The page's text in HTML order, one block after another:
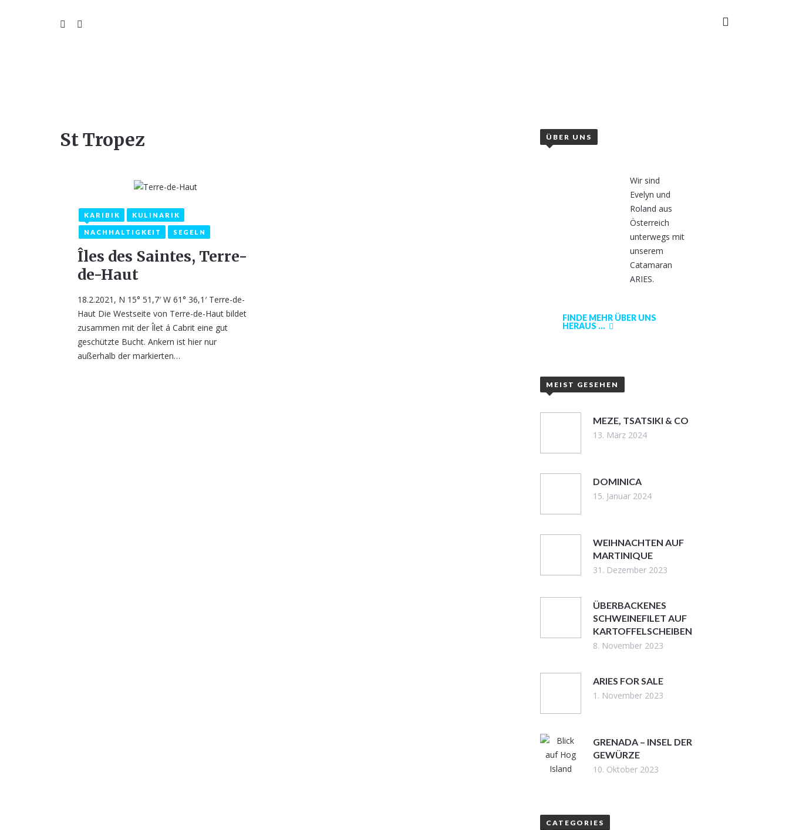
ÜBER UNS
Wir sind
Evelyn und
Roland aus
Österreich
unterwegs mit
unserem
Catamaran
ARIES.
FINDE MEHR ÜBER UNS
HERAUS ...
MEIST GESEHEN
MEZE, TSATSIKI & CO
13. März 2024
DOMINICA
15. Januar 2024
WEIHNACHTEN AUF
MARTINIQUE
31. Dezember 2023
ÜBERBACKENES
SCHWEINEFILET AUF
KARTOFFELSCHEIBEN
8. November 2023
ARIES FOR SALE
1. November 2023
GRENADA – INSEL DER
GEWÜRZE
10. Oktober 2023
CATEGORIES
St Tropez
18. Februar 2021
KARIBIK KULINARIK
NACHHALTIGKEIT SEGELN
Îles des Saintes, Terre-
de-Haut
18.2.2021, N 15° 51,7′ W 61° 36,1′ Terre-de-
Haut Die Westseite von Terre-de-Haut bildet
zusammen mit der Îlet á Cabrit eine gut
geschützte Bucht. Ankern ist hier nur
außerhalb der markierten…